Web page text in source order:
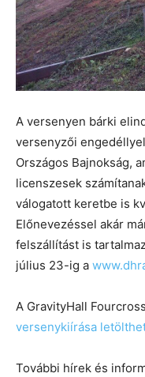
A versenyen bárki
versenyzői
Országos Bajnokság,
licenszesek
válogatott keretbe is
Előnevezéssel akár
felszállítást is
július 23-ig a
A GravityHall
versenykiírása
További hírek és